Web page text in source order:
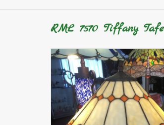
RML 7570 Tiffany